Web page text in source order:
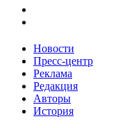
Новости
Пресс-центр
Реклама
Редакция
Авторы
История